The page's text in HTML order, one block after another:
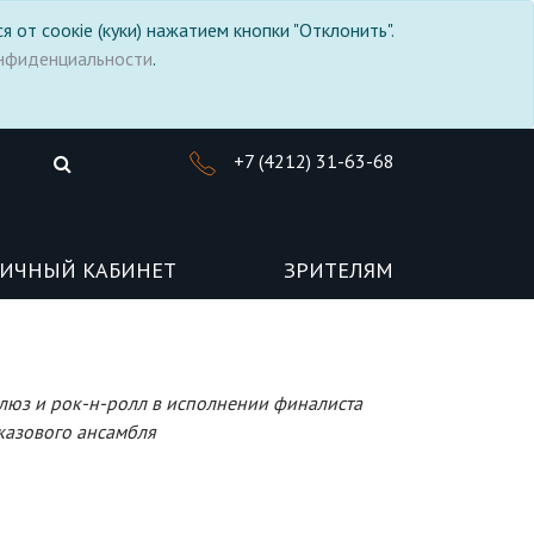
соокіе (куки) нажатием кнопки "Отклонить".
.
+7 (4212) 31-63-68
КАБИНЕТ ЗРИТЕЛЯМ
и рок-н-ролл в исполнении финалиста
ансамбля